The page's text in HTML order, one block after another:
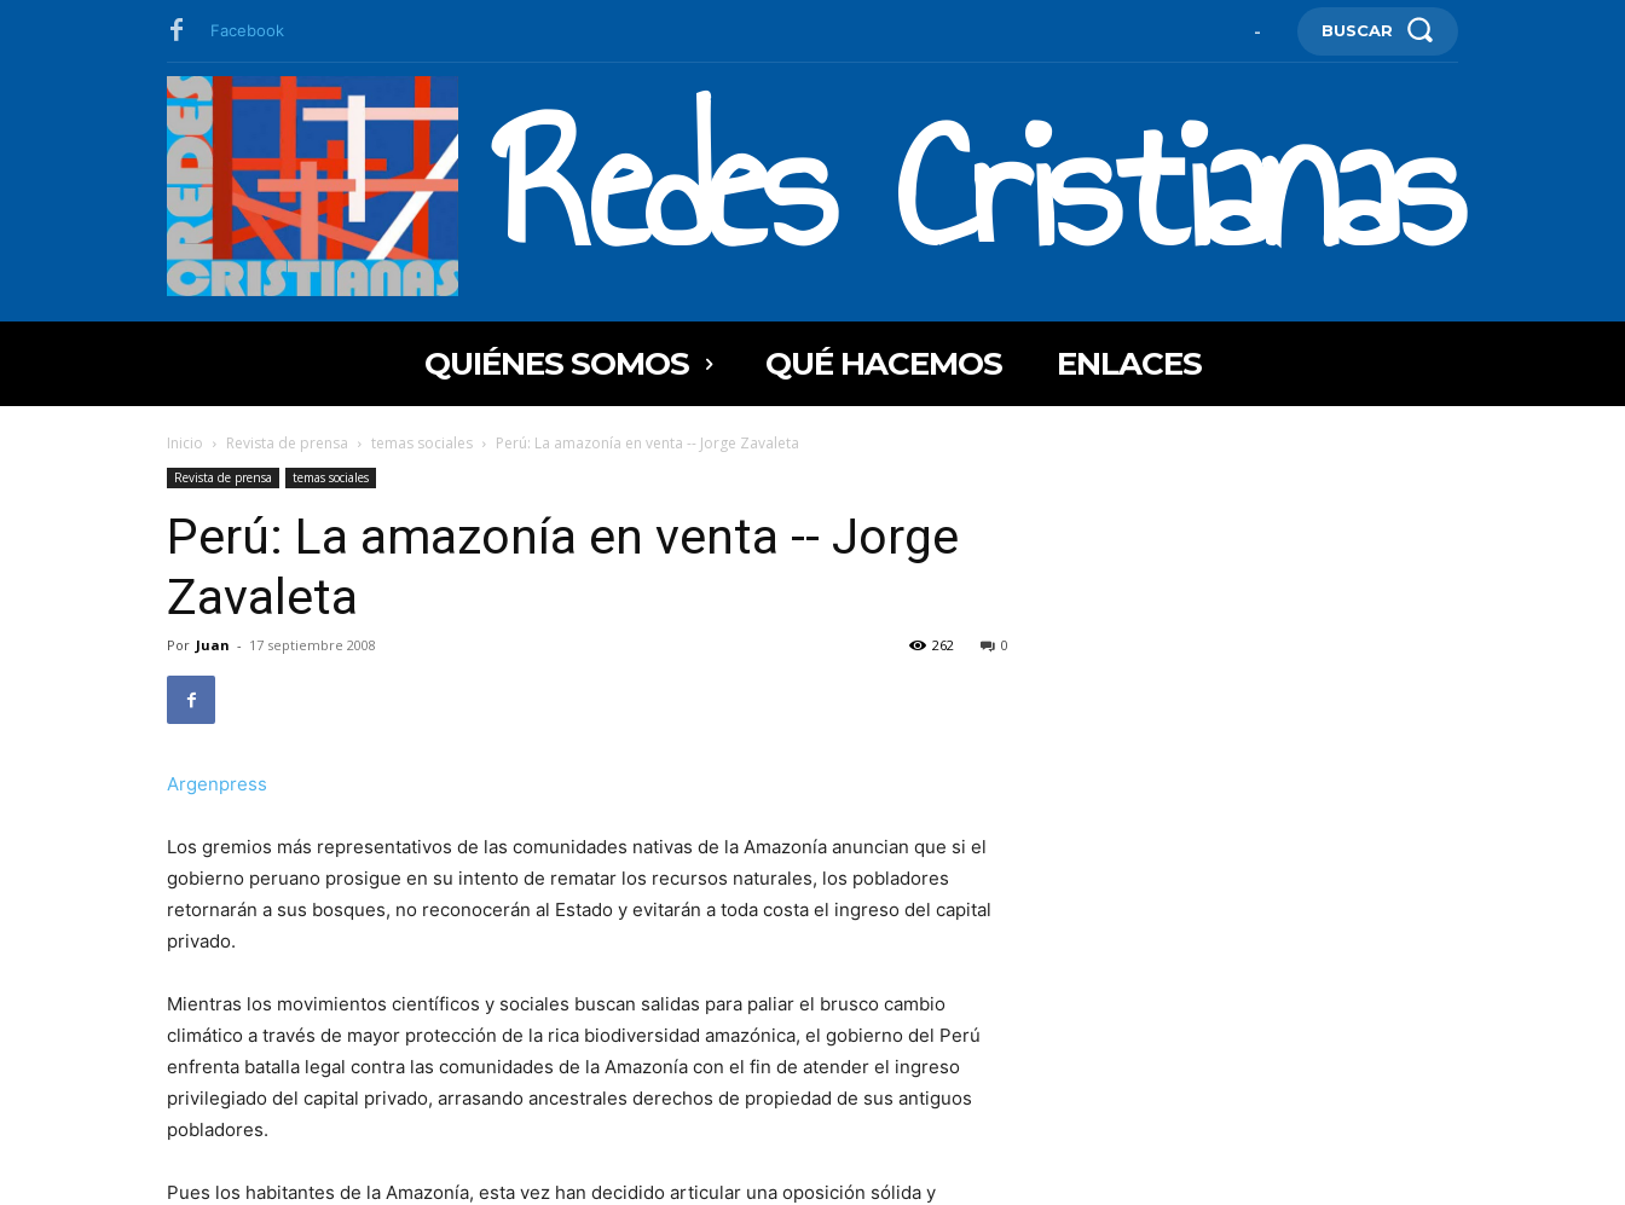
Facebook - BUSCAR
Redes Cristianas
QUIÉNES SOMOS QUÉ HACEMOS ENLACES
Inicio Revista de prensa temas sociales Perú: La amazonía en venta -- Jorge Zavaleta
Revista de prensa temas sociales
Perú: La amazonía en venta -- Jorge
Zavaleta
Por Juan - 17 septiembre 2008 0
262
Argenpress
Los gremios más representativos de las comunidades nativas de la Amazonía anuncian que si el
gobierno peruano prosigue en su intento de rematar los recursos naturales, los pobladores
retornarán a sus bosques, no reconocerán al Estado y evitarán a toda costa el ingreso del capital
privado.
Mientras los movimientos científicos y sociales buscan salidas para paliar el brusco cambio
climático a través de mayor protección de la rica biodiversidad amazónica, el gobierno del Perú
enfrenta batalla legal contra las comunidades de la Amazonía con el fin de atender el ingreso
privilegiado del capital privado, arrasando ancestrales derechos de propiedad de sus antiguos
pobladores.
Pues los habitantes de la Amazonía, esta vez han decidido articular una oposición sólida y